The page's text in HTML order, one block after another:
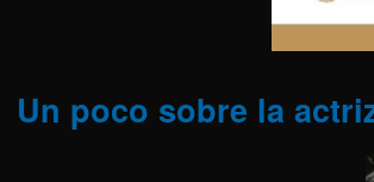
Un poco sobre la